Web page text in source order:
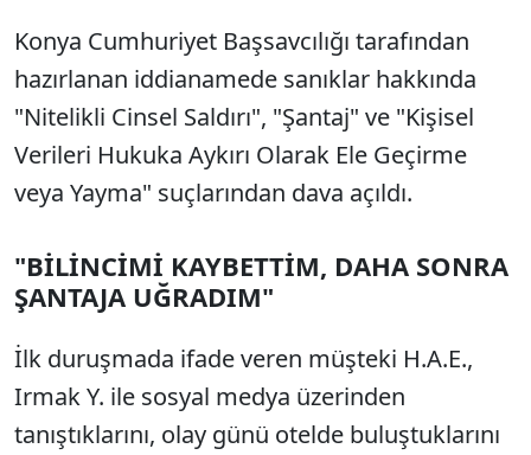
Konya Cumhuriyet Başsavcılığı tarafından
hazırlanan iddianamede sanıklar hakkında
"Nitelikli Cinsel Saldırı", "Şantaj" ve "Kişisel
Verileri Hukuka Aykırı Olarak Ele Geçirme
veya Yayma" suçlarından dava açıldı.
"BİLİNCİMİ KAYBETTİM, DAHA SONRA
ŞANTAJA UĞRADIM"
İlk duruşmada ifade veren müşteki H.A.E.,
Irmak Y. ile sosyal medya üzerinden
tanıştıklarını, olay günü otelde buluştuklarını